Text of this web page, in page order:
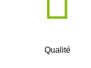
Qualité